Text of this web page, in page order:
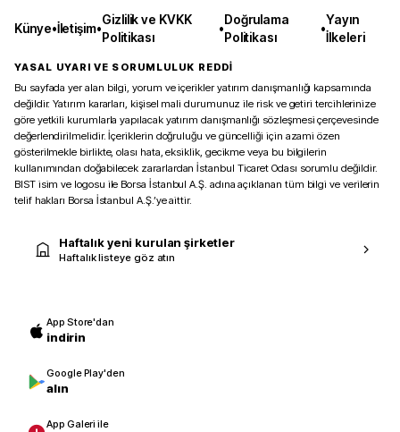
Künye•İletişim•
Gizlilik ve KVKK
Politikası
•
Doğrulama
Politikası
•
Yayın
İlkeleri
YASAL UYARI VE SORUMLULUK REDDİ
Bu sayfada yer alan bilgi, yorum ve içerikler yatırım danışmanlığı kapsamında
değildir. Yatırım kararları, kişisel mali durumunuz ile risk ve getiri tercihlerinize
göre yetkili kurumlarla yapılacak yatırım danışmanlığı sözleşmesi çerçevesinde
değerlendirilmelidir. İçeriklerin doğruluğu ve güncelliği için azami özen
gösterilmekle birlikte, olası hata, eksiklik, gecikme veya bu bilgilerin
kullanımından doğabilecek zararlardan İstanbul Ticaret Odası sorumlu değildir.
BIST isim ve logosu ile Borsa İstanbul A.Ş. adına açıklanan tüm bilgi ve verilerin
telif hakları Borsa İstanbul A.Ş.’ye aittir.
Haftalık yeni kurulan şirketler
Haftalık listeye göz atın
App Store'dan
indirin
Google Play'den
alın
App Galeri ile